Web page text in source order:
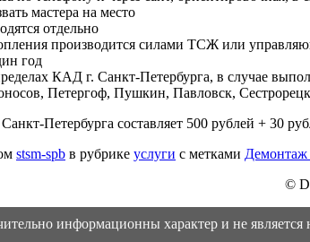
мастера на место
отдельно
производится силами ТСЖ или
год
КАД г. Санкт-Петербурга, в случае
Петергоф, Пушкин, Павловск,
Петербурга составляет 500 рублей + 30
stsm-spb в рубрике услуги с метками
©
информационны характер и не